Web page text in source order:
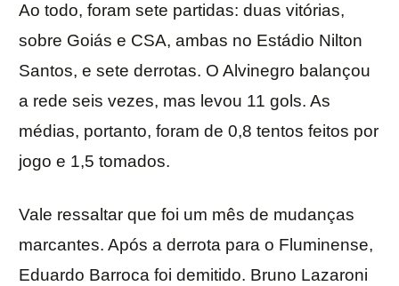
Ao todo, foram sete partidas: duas vitórias,
sobre Goiás e CSA, ambas no Estádio Nilton
Santos, e sete derrotas. O Alvinegro balançou
a rede seis vezes, mas levou 11 gols. As
médias, portanto, foram de 0,8 tentos feitos por
jogo e 1,5 tomados.
Vale ressaltar que foi um mês de mudanças
marcantes. Após a derrota para o Fluminense,
Eduardo Barroca foi demitido. Bruno Lazaroni